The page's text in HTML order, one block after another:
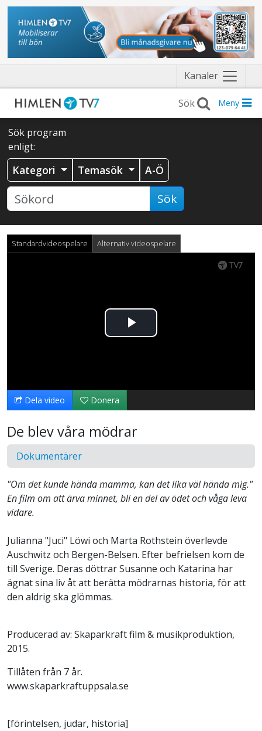
Kanaler Näytä
valikko
Meny
Sök program
enligt:
Kategori Temasök A-Ö
Sök
Standardvideospelare Alternativ videospelare
Spela
video
Dela video Donera
De blev våra mödrar
Dokumentärer
"Om det kunde hända mamma, kan det lika väl hända mig."
En film om att ärva minnet, bli en del av ödet och våga leva
vidare.
Julianna "Juci" Löwi och Marta Rothstein överlevde
Auschwitz och Bergen-Belsen. Efter befrielsen kom de
till Sverige. Deras döttrar Susanne och Katarina har
ägnat sina liv åt att berätta mödrarnas historia, för att
den aldrig ska glömmas.
Producerad av: Skaparkraft film & musikproduktion,
2015.
Tillåten från 7 år.
www.skaparkraftuppsala.se
[förintelsen, judar, historia]